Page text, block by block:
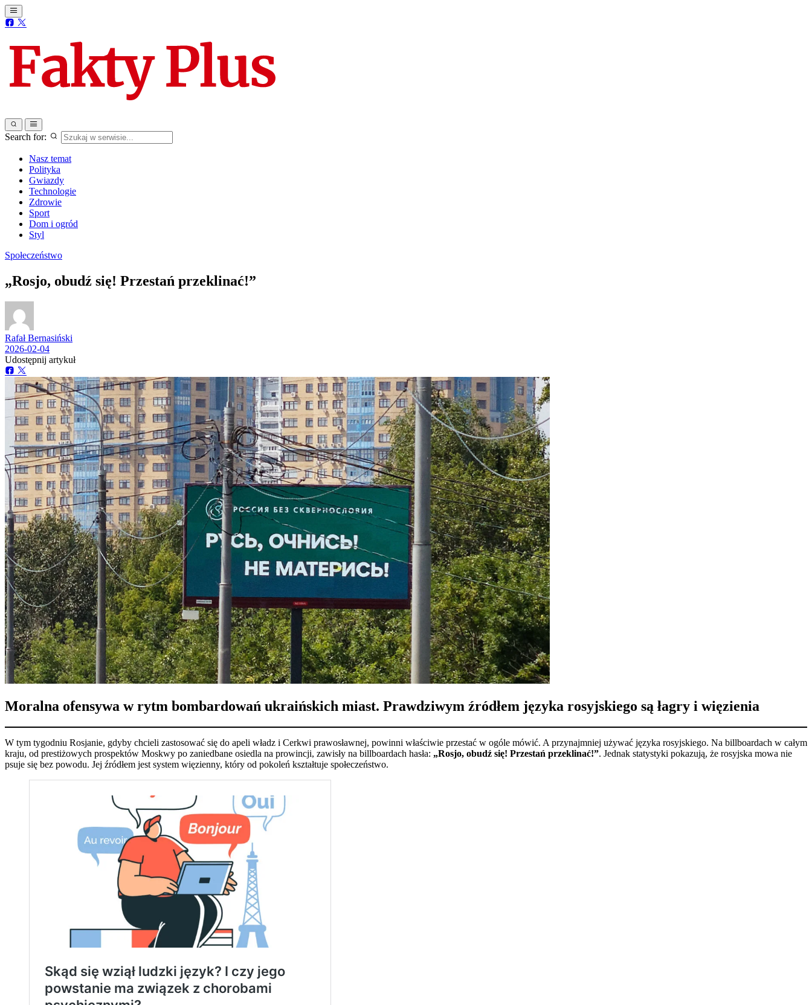
Search for:
Nasz temat
Polityka
Gwiazdy
Technologie
Zdrowie
Sport
Dom i ogród
Styl
Społeczeństwo
„Rosjo, obudź się! Przestań przeklinać!”
Rafał Bernasiński
2026-02-04
Udostępnij artykuł
Moralna ofensywa w rytm bombardowań ukraińskich miast. Prawdziwym źródłem języka rosyjskiego są łagry i więzienia
W tym tygodniu Rosjanie, gdyby chcieli zastosować się do apeli władz i Cerkwi prawosławnej, powinni właściwie przestać w ogóle mówić. A przynajmniej używać języka rosyjskiego. Na billboardach w całym
kraju, od prestiżowych prospektów Moskwy po zaniedbane osiedla na prowincji, zawisły na billboardach hasła: „Rosjo, obudź się! Przestań przeklinać!”. Jednak statystyki pokazują, że rosyjska mowa nie
psuje się bez powodu. Jej źródłem jest system więzienny, który od pokoleń kształtuje społeczeństwo.